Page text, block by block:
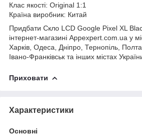
Клас якості: Original 1:1
Країна виробник: Китай
Придбати Скло LCD Google Pixel XL
інтернет-магазині Appexpert.com.ua у
Харків, Одеса, Дніпро, Тернопіль,
Івано-Франківськ та інших містах
Приховати
Характеристики
Основні